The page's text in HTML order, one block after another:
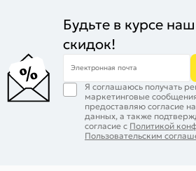
Будьте в курсе
скидок!
Электронная почта
Я соглашаюсь получать
маркетинговые
предоставляю согласие
данных, а также
согласие с Политикой
Пользовательским